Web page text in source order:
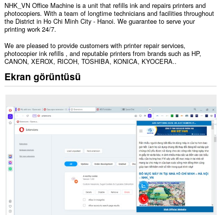
NHK_VN Office Machine is a unit that refills ink and repairs printers and
photocopiers. With a team of longtime technicians and facilities throughout
the District in Ho Chi Minh City - Hanoi. We guarantee to serve your
printing work 24/7.
We are pleased to provide customers with printer repair services,
photocopier ink refills , and reputable printers from brands such as HP,
CANON, XEROX, RICOH, TOSHIBA, KONICA, KYOCERA..
Ekran görüntüsü